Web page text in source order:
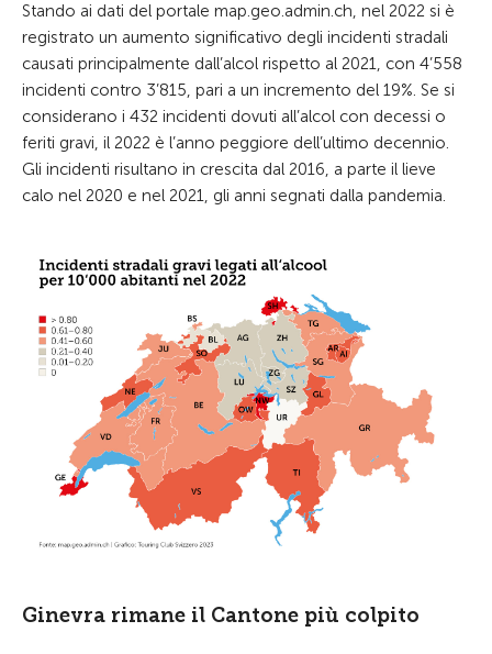
Stando ai dati del portale map.geo.admin.ch, nel 2022 si è
registrato un aumento significativo degli incidenti stradali
causati principalmente dall’alcol rispetto al 2021, con 4’558
incidenti contro 3’815, pari a un incremento del 19%. Se si
considerano i 432 incidenti dovuti all’alcol con decessi o
feriti gravi, il 2022 è l’anno peggiore dell’ultimo decennio.
Gli incidenti risultano in crescita dal 2016, a parte il lieve
calo nel 2020 e nel 2021, gli anni segnati dalla pandemia.
Ginevra rimane il Cantone più colpito